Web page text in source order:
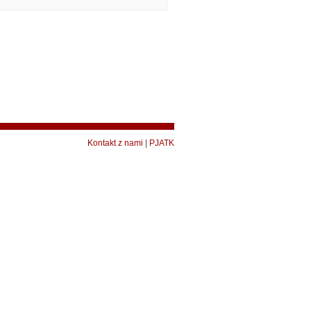
Kontakt z nami PJATK